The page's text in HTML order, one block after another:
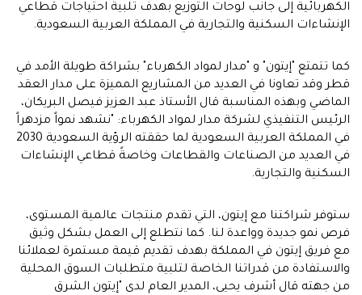
الكهربائية إلى جانب لوحات التوزيع بهدف تلبية احتياجات قطاعي
الإنشاءات السكنية والتجارية في المملكة العربية السعودية.
كما تتمتع "إيتون" و "مدار لمواد الكهرباء" بشراكة طويلة الأمد في
قطر وقد تعاونا في العديد من المشاريع المميزة على مدار العقد
الماضي وبهذه المناسبة قال الأستاذ عبد العزيز فيصل البريكان،
الرئيس التنفيذي لشركة مدار لمواد الكهرباء: "نشهد نمواً مزدهراً
في المملكة العربية السعودية لما حققته الرؤية السعودية 2030
في العديد من الصناعات والقطاعات وخاصةً قطاعي الإنشاءات
السكنية والتجارية.
ستوفر شراكتنا مع إيتون، التي تقدم منتجات عالمية المستوى،
فرص نمو جديدة وواعدة لنا. كما نتطلع إلى العمل بشكل وثيق
مع فريق إيتون في المملكة بهدف تقديم قيمة مستمرة لعملائنا
والاستفادة من قدراتنا الخاصة لتلبية متطلبات السوق المحلية
من جهته قال أشرف يحيى، المدير العام لدى "إيتون الشرق